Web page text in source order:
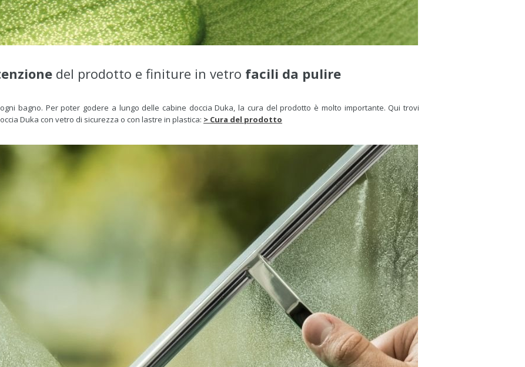
del prodotto e finiture in vetro facili da pulire
bagno. Per poter godere a lungo delle cabine doccia Duka, la cura del prodotto è molto importante. Qui trovi
Duka con vetro di sicurezza o con lastre in plastica: > Cura del prodotto